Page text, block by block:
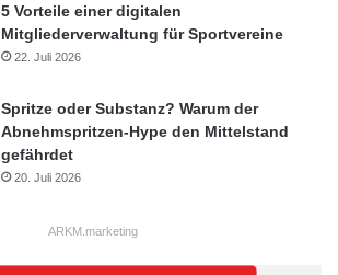
5 Vorteile einer digitalen
Mitgliederverwaltung für Sportvereine
22. Juli 2026
Spritze oder Substanz? Warum der
Abnehmspritzen-Hype den Mittelstand
gefährdet
20. Juli 2026
ARKM.marketing